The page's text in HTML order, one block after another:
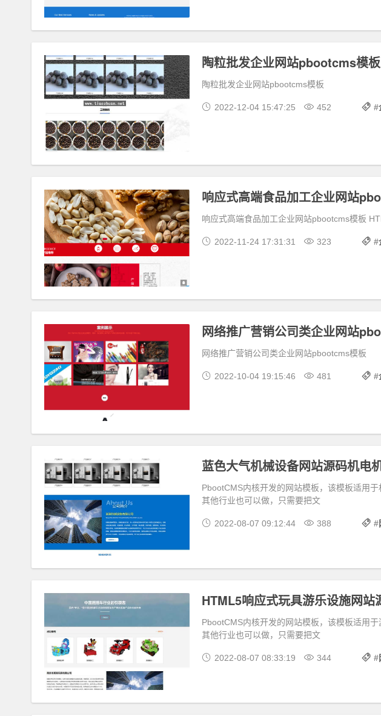
陶粒批发企业网站pbootcms模板
陶粒批发企业网站pbootcms模板
2022-12-04 15:47:25 452 #
响应式高端食品加工企业网站pbootcms模板
2022-11-24 17:31:31 323 #
网络推广营销公司类企业网站
网络推广营销公司类企业网站pbootcms模板
2022-10-04 19:15:46 481 #
PbootCMS内核开发的网站模板，该模板适用
其他行业也可以做，只需要把文
2022-08-07 09:12:44 388 #
PbootCMS内核开发的网站模板，该模板适用
其他行业也可以做，只需要把文
2022-08-07 08:33:19 344 #